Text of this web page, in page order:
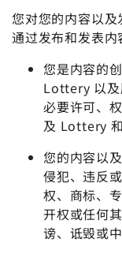
您对您的内容以及
通过发布和发表内
您是内容的
Lottery 以及
必要许可、
及 Lottery
您的内容以
侵犯、违反
权、商标、
开权或任何
谤、诋毁或